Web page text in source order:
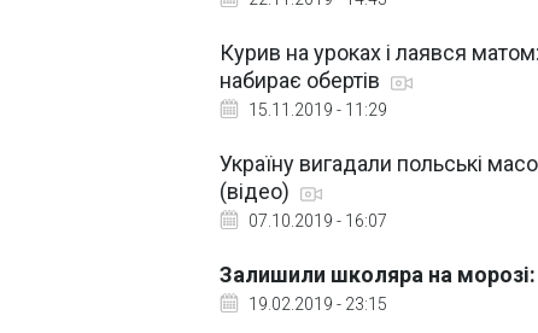
Курив на уроках і лаявся
набирає обертів
15.11.2019 - 11:29
Україну вигадали польські
(відео)
07.10.2019 - 16:07
Залишили школяра на
19.02.2019 - 23:15